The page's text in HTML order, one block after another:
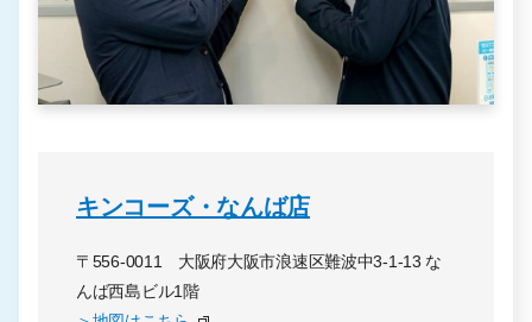
キンコーズ・なんば店
〒556-0011 大阪府大阪市浪速区難波中3-1-13 な
んば西島ビル1階